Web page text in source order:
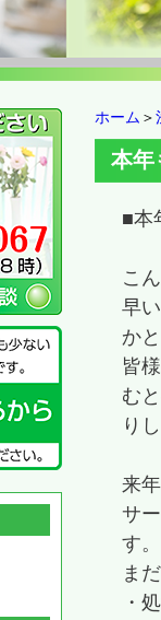
ホーム ＞
本年
■本
こ
早
か
皆
む
り
来
サ
す。
ま
・